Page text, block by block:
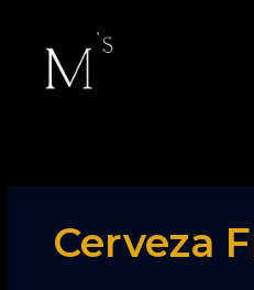
contenido
Cerveza